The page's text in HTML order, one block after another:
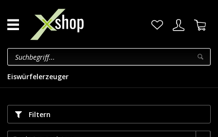
Eiswürfelerzeuger
Filtern